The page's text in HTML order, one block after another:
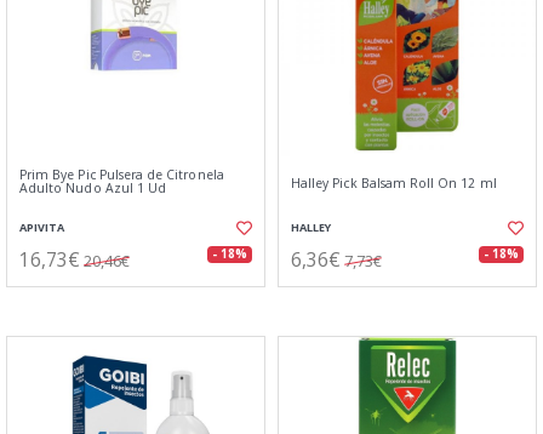
Prim Bye Pic Pulsera de Citronela
Adulto Nudo Azul 1 Ud
APIVITA
16,73€ 20,46€ - 18%
Halley Pick Balsam Roll On 12 ml
HALLEY
6,36€ 7,73€ - 18%